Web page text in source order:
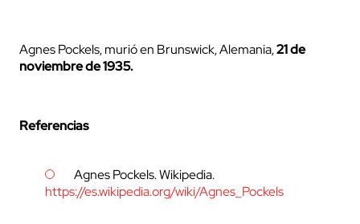
Agnes Pockels, murió en Brunswick, Alemania,21 de
noviembre de 1935.
Referencias
Agnes Pockels. Wikipedia.
https://es.wikipedia.org/wiki/Agnes_Pockels